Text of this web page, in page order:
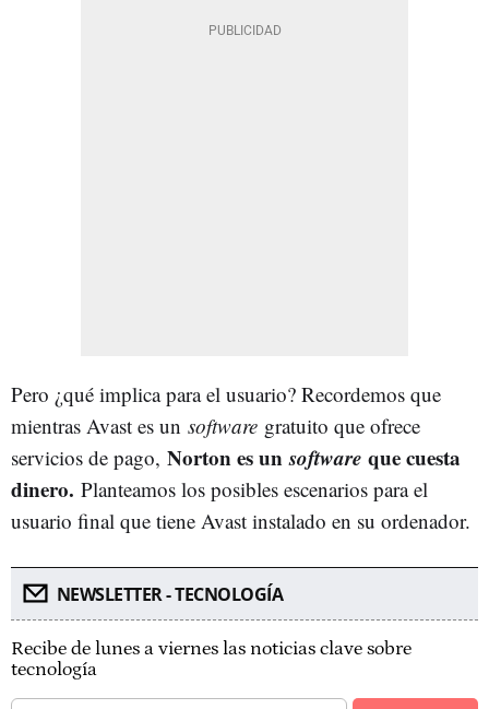
Pero ¿qué implica para el usuario? Recordemos que
mientras Avast es un software gratuito que ofrece
servicios de pago, Norton es unsoftware que cuesta
dinero. Planteamos los posibles escenarios para el
usuario final que tiene Avast instalado en su ordenador.
NEWSLETTER - TECNOLOGÍA
Recibe de lunes a viernes las noticias clave sobre
tecnología